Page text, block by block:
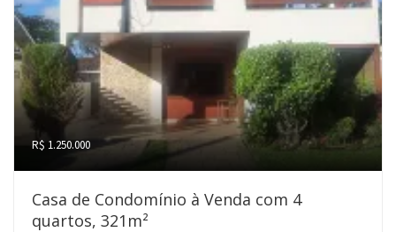
R$ 1.250.000
Casa de Condomínio à Venda com 4
quartos, 321m²